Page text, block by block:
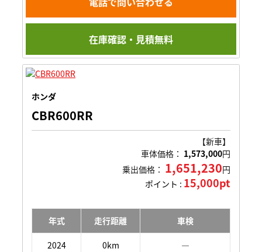
在庫確認・見積無料
ホンダ
CBR600RR
【新車】
車体価格： 1,573,000円
乗出価格： 1,651,230円
ポイント : 15,000pt
年式 走行距離 車検
2024 0km ―